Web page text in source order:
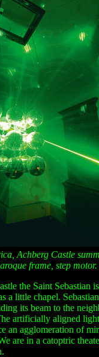
Achberg Castle
frame, step motor.
the Saint Sebastian
a little chapel.
its beam to the
artificially aligned
an agglomeration of
are in a catoptric